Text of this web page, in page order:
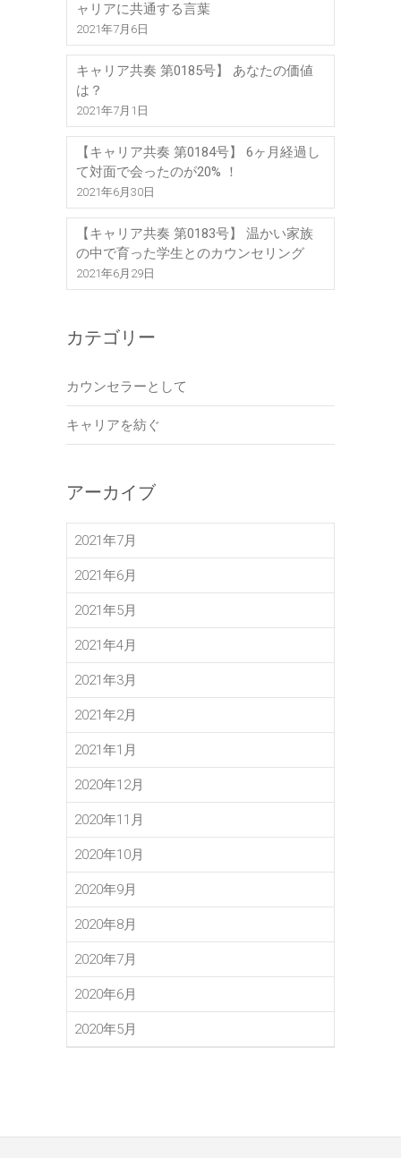
ャリアに共通する言葉
2021年7月6日
キャリア共奏 第0185号】 あなたの価値
は？
2021年7月1日
【キャリア共奏 第0184号】 6ヶ月経過し
て対面で会ったのが20% ！
2021年6月30日
【キャリア共奏 第0183号】 温かい家族
の中で育った学生とのカウンセリング
2021年6月29日
カテゴリー
カウンセラーとして
キャリアを紡ぐ
アーカイブ
2021年7月
2021年6月
2021年5月
2021年4月
2021年3月
2021年2月
2021年1月
2020年12月
2020年11月
2020年10月
2020年9月
2020年8月
2020年7月
2020年6月
2020年5月